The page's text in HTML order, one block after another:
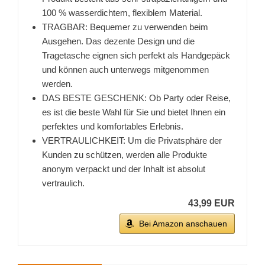
100 % wasserdichtem, flexiblem Material.
TRAGBAR: Bequemer zu verwenden beim
Ausgehen. Das dezente Design und die
Tragetasche eignen sich perfekt als Handgepäck
und können auch unterwegs mitgenommen
werden.
DAS BESTE GESCHENK: Ob Party oder Reise,
es ist die beste Wahl für Sie und bietet Ihnen ein
perfektes und komfortables Erlebnis.
VERTRAULICHKEIT: Um die Privatsphäre der
Kunden zu schützen, werden alle Produkte
anonym verpackt und der Inhalt ist absolut
vertraulich.
43,99 EUR
Bei Amazon anschauen